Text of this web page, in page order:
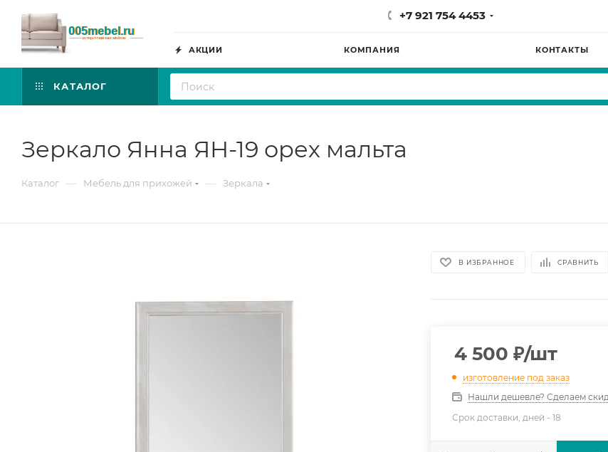
+7 921 754 4453
АКЦИИ КОМПАНИЯ КОНТАКТЫ
КАТАЛОГ
Зеркало Янна ЯН-19 орех мальта
Каталог — Мебель для прихожей — Зеркала
В ИЗБРАННОЕ СРАВНИТЬ
4 500 ₽/шт
изготовление под заказ
Нашли дешевле? Сделаем
Срок доставки, дней -18